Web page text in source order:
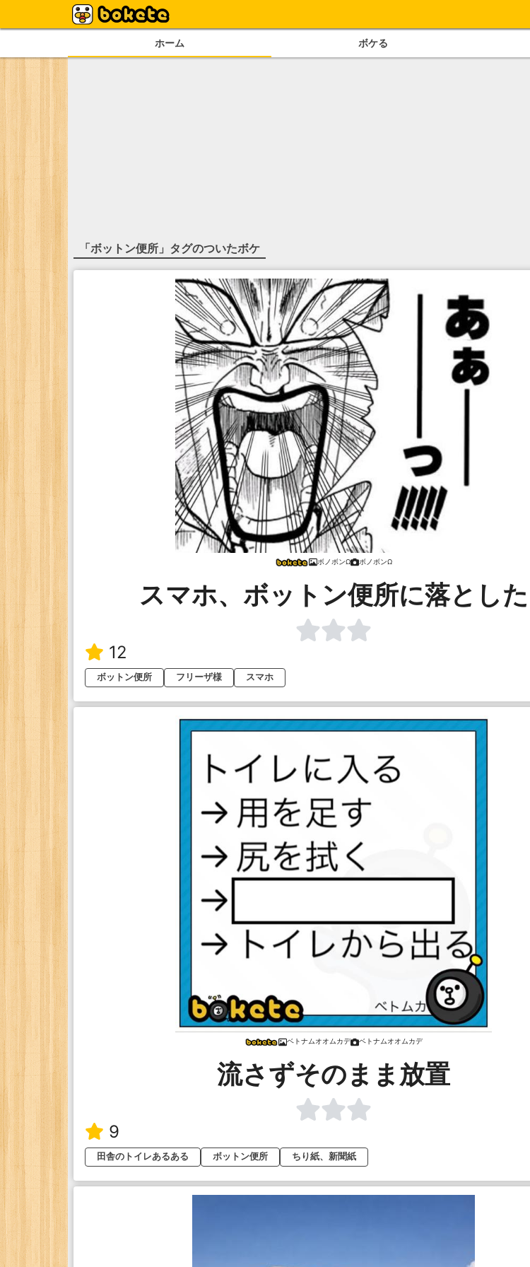
ホーム ボケる
「ボットン便所 」タグのついたボケ
ボノボンΩ ボノボンΩ
スマホ、ボットン便所に落とした
12
ボットン便所
フリーザ様 スマホ
ベトナムオオムカデ ベトナムオオムカデ
流さずそのまま放置
9
田舎のトイレあるある
ボットン便所 ちり紙、新聞紙